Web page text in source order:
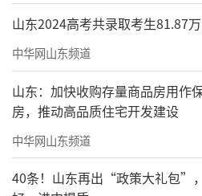
山东2024高考共录取考生81.87
中华网山东频道
山东：加快收购存量商品房用作
房，推动高品质住宅开发建设
中华网山东频道
40条！山东再出“政策大礼包”